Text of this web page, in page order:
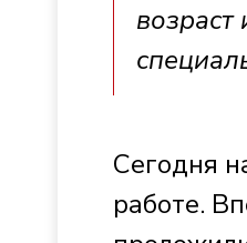
Сегодня
работе.